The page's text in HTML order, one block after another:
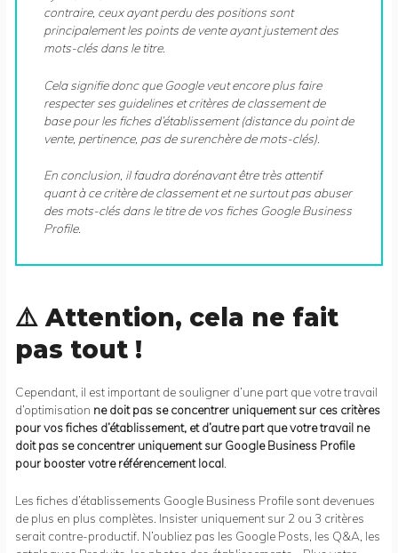
contraire, ceux ayant perdu des positions sont
principalement les points de vente ayant justement des
mots-clés dans le titre.
Cela signifie donc que Google veut encore plus faire
respecter ses guidelines et critères de classement de
base pour les fiches d’établissement (distance du point de
vente, pertinence, pas de surenchère de mots-clés).
En conclusion, il faudra dorénavant être très attentif
quant à ce critère de classement et ne surtout pas abuser
des mots-clés dans le titre de vos fiches Google Business
Profile.
⚠️ Attention, cela ne fait
pas tout !
Cependant, il est important de souligner d’une part que votre travail
d’optimisation ne doit pas se concentrer uniquement sur ces critères
pour vos fiches d’établissement, et d’autre part que votre travail ne
doit pas se concentrer uniquement sur Google Business Profile
pour booster votre référencement local.
Les fiches d’établissements Google Business Profile sont devenues
de plus en plus complètes. Insister uniquement sur 2 ou 3 critères
serait contre-productif. N’oubliez pas les Google Posts, les Q&A, les